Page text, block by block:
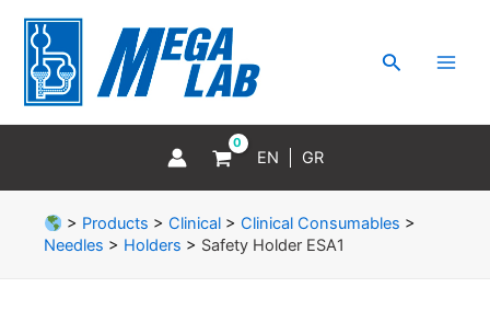
content
Search
EN GR
> Products > Clinical> Clinical Consumables >
Needles > Holders > Safety Holder ESA1